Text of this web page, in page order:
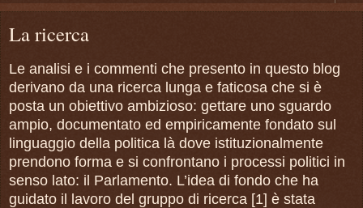
La ricerca
Le analisi e i commenti che presento in questo blog
derivano da una ricerca lunga e faticosa che si è
posta un obiettivo ambizioso: gettare uno sguardo
ampio, documentato ed empiricamente fondato sul
linguaggio della politica là dove istituzionalmente
prendono forma e si confrontano i processi politici in
senso lato: il Parlamento. L’idea di fondo che ha
guidato il lavoro del gruppo di ricerca [1] è stata